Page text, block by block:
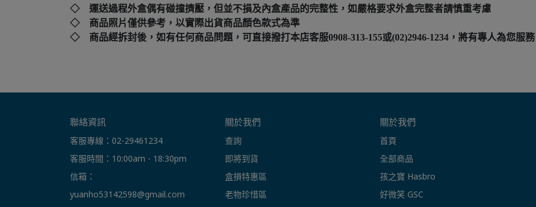
◇ 運送過程外盒偶有碰撞擠壓，但並不損及內盒產品的完整性，如嚴格要求外盒完整者請慎重考慮
◇ 商品照片僅供參考，以實際出貨商品顏色款式為準
◇ 商品經拆封後，如有任何商品問題，可直接撥打本店客服0908-313-155或(02)2946-1234，將有專人為您服務
聯絡資訊
客服專線：02-29461234
客服時間：10:00am - 18:30pm
信箱：
yuanho53142598@gmail.com
關於我們
查詢
即將到貨
盒損特惠區
老物珍惜區
關於我們
首頁
全部商品
孩之寶 Hasbro
好微笑 GSC